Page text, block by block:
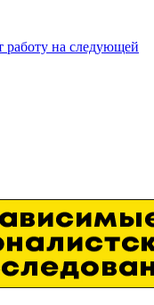
работу на следующей